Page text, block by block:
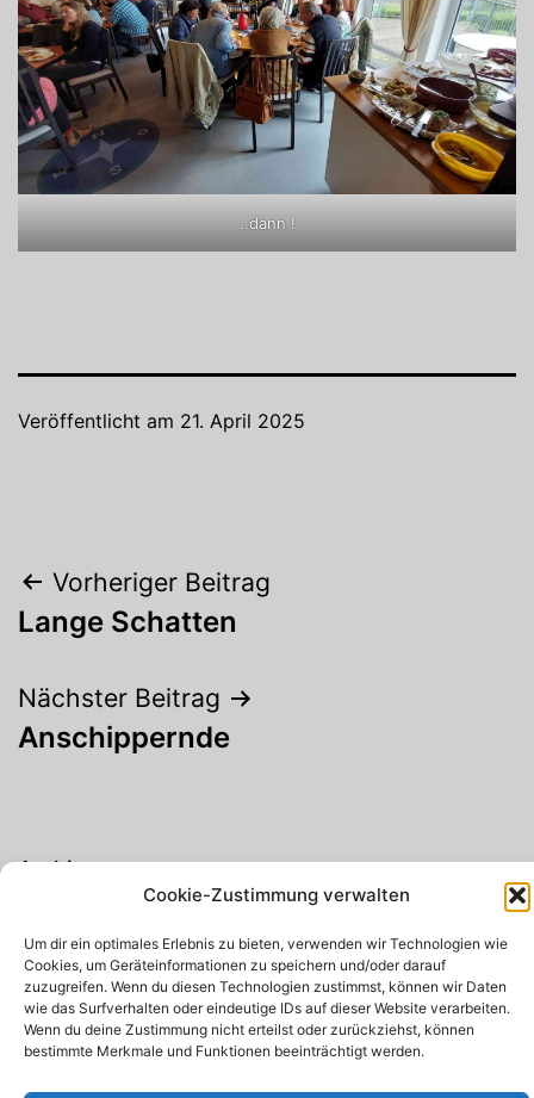
Cookie-Zustimmung verwalten
Um dir ein optimales Erlebnis zu bieten, verwenden wir Technologien wie
Cookies, um Geräteinformationen zu speichern und/oder darauf
zuzugreifen. Wenn du diesen Technologien zustimmst, können wir Daten
wie das Surfverhalten oder eindeutige IDs auf dieser Website verarbeiten.
Wenn du deine Zustimmung nicht erteilst oder zurückziehst, können
bestimmte Merkmale und Funktionen beeinträchtigt werden.
..dann !
Veröffentlicht am 21. April 2025
Beitragsnavigation
Vorheriger Beitrag
Lange Schatten
Nächster Beitrag
Anschippernde
Archiv
Suchen